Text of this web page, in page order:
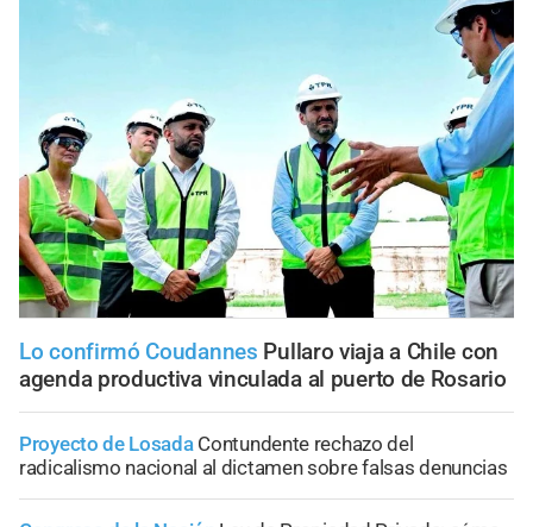
Lo confirmó Coudannes Pullaro viaja a Chile con
agenda productiva vinculada al puerto de Rosario
Proyecto de Losada Contundente rechazo del
radicalismo nacional al dictamen sobre falsas denuncias